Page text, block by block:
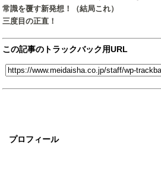
プロフィール
常識を覆す新発想！（結局これ）
三度目の正直！
この記事のトラックバック用URL